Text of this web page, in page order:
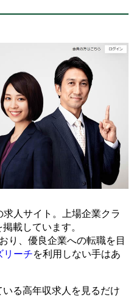
人サイト。上場企業クラ
載しています。
り、優良企業への転職を目
リーチを利用しない手はあ
る高年収求人を見るだけ